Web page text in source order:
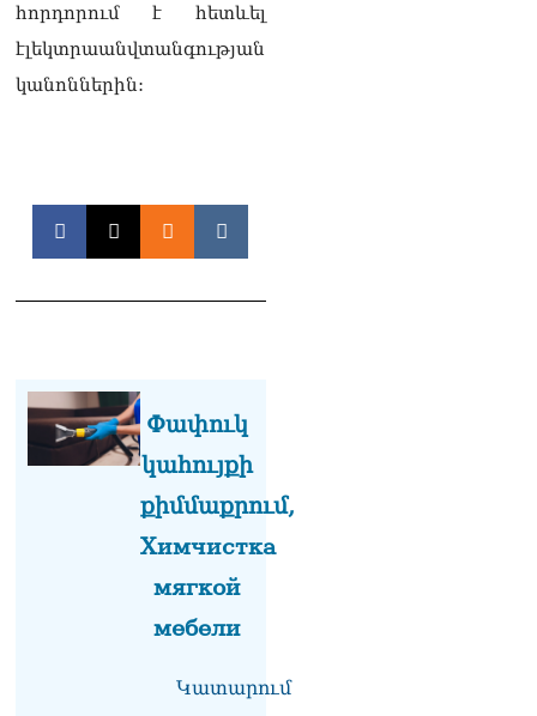
հորդորում է հետևել
էլեկտրաանվտանգության
կանոններին:
Փափուկ
կահույքի
քիմմաքրում,
Химчистка
мягкой
мебели
Կատարում